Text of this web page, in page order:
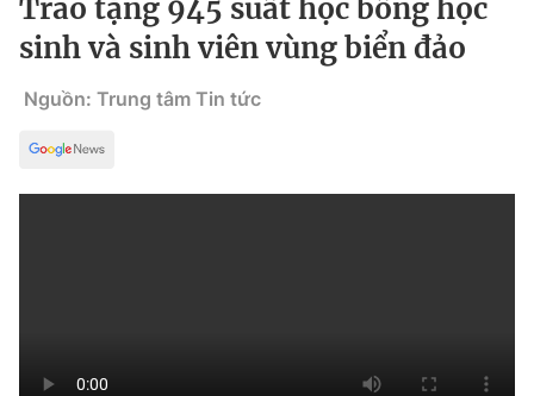
Trao tặng 945 suất học bổng học
sinh và sinh viên vùng biển đảo
Nguồn: Trung tâm Tin tức